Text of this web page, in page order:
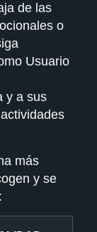
de las
o
Usuario
y a sus
más
y se